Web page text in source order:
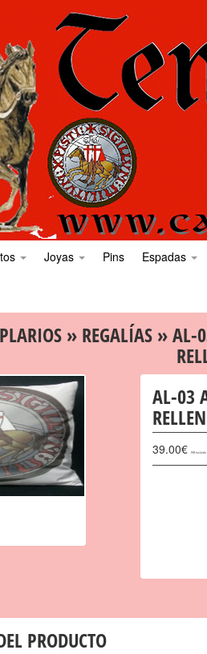
Joyas Pins Espadas
» REGALÍAS » AL-
AL-03
39.00€ IVA incluído
PRODUCTO